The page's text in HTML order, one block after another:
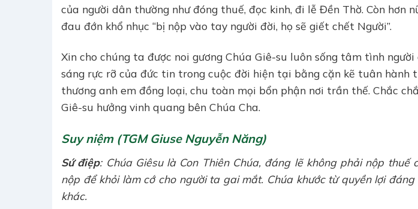
của người dân thường như đóng thuế, đọc kinh, đi lễ Đền Thờ. Còn hơn
đau đớn khổ nhục “bị nộp vào tay người đời, họ sẽ giết chết Người”.
Xin cho chúng ta được noi gương Chúa Giê-su luôn sống tâm tình
sáng rực rỡ của đức tin trong cuộc đời hiện tại bằng cặn kẽ tuân hành
thương anh em đồng loại, chu toàn mọi bổn phận nơi trần thế. Chắc
Giê-su hưởng vinh quang bên Chúa Cha.
Suy niệm (TGM Giuse Nguyễn Năng)
Sứ điệp: Chúa Giêsu là Con Thiên Chúa, đáng lẽ không phải nộp thuế
nộp để khỏi làm cớ cho người ta gai mắt. Chúa khước từ quyền lợi
khác.